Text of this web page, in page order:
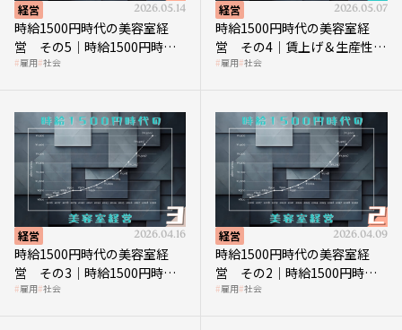
経営 2026.05.14
時給1500円時代の美容室経
営 その5｜時給1500円時代
の到来は美容業の収益構造を
雇用 社会
経営 2026.05.07
時給1500円時代の美容室経
営 その4｜賃上げ＆生産性向
上につなげる賢い助成金活用
雇用 社会
経営 2026.04.16
時給1500円時代の美容室経
営 その3｜時給1500円時
代、美容業はどのような影響
雇用 社会
経営 2026.04.09
時給1500円時代の美容室経
営 その2｜時給1500円時代
に支払う給与はいくらなのか
雇用 社会